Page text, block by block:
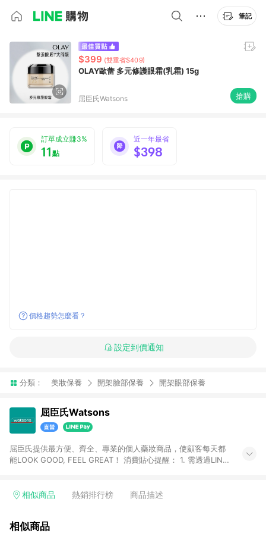
筆記
$399 (雙重省$409)
OLAY歐蕾 多元修護眼霜(乳霜) 15g
屈臣氏Watsons 搶購
訂單成立賺3%
11點
近一年最省
$398
價格趨勢怎麼看？
設定到價通知
分類： 美妝保養 開架臉部保養 開架眼部保養
屈臣氏Watsons
屈臣氏提供最方便、齊全、專業的個人藥妝商品，使顧客每天都
能LOOK GOOD, FEEL GREAT！ 消費貼心提醒： 1. 需透過LINE
下單，每筆交易前請確認有經過LINE購物跳轉頁才符合返點資
數將於廠商出貨後30天前後發送。5.屈臣氏保留365天訂單記
相似商品 熱銷排行榜 商品描述
相似商品